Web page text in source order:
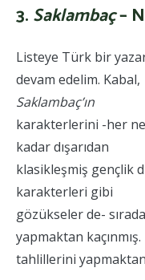
3.Saklambaç–
Listeye Türk bir
devam edelim. Kabal,
Saklambaç’ın
karakterlerini -her ne
kadar dışarıdan
klasikleşmiş gençlik
karakterleri gibi
gözükseler de-
yapmaktan
tahlillerini yapmaktan